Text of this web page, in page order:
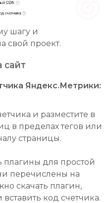
шагу и
свой проект.
сайт
Яндекс.Метрики:
и разместите в
в пределах тегов или
страницы.
плагины для простой
перечислены на
скачать плагин,
код счетчика.